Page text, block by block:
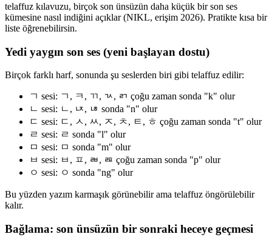
telaffuz kılavuzu, birçok son ünsüzün daha küçük bir son ses
kümesine nasıl indiğini açıklar (NIKL, erişim 2026). Pratikte kısa bir
liste öğrenebilirsin.
Yedi yaygın son ses (yeni başlayan dostu)
Birçok farklı harf, sonunda şu seslerden biri gibi telaffuz edilir:
ㄱ sesi: ㄱ, ㅋ, ㄲ, ㄳ, ㄺ çoğu zaman sonda "k" olur
ㄴ sesi: ㄴ, ㄵ, ㄶ sonda "n" olur
ㄷ sesi: ㄷ, ㅅ, ㅆ, ㅈ, ㅊ, ㅌ, ㅎ çoğu zaman sonda "t" olur
ㄹ sesi: ㄹ sonda "l" olur
ㅁ sesi: ㅁ sonda "m" olur
ㅂ sesi: ㅂ, ㅍ, ㄼ, ㄿ çoğu zaman sonda "p" olur
ㅇ sesi: ㅇ sonda "ng" olur
Bu yüzden yazım karmaşık görünebilir ama telaffuz öngörülebilir
kalır.
Bağlama: son ünsüzün bir sonraki heceye geçmesi